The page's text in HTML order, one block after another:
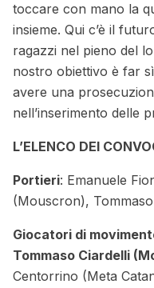
toccare con mano la
insieme. Qui c’è il
ragazzi nel pieno del
nostro obiettivo è far
avere una
nell’inserimento delle
L’ELENCO DEI
Portieri: Emanuele
(Mouscron),
Giocatori di
Tommaso Ciardelli
Centorrino (Meta